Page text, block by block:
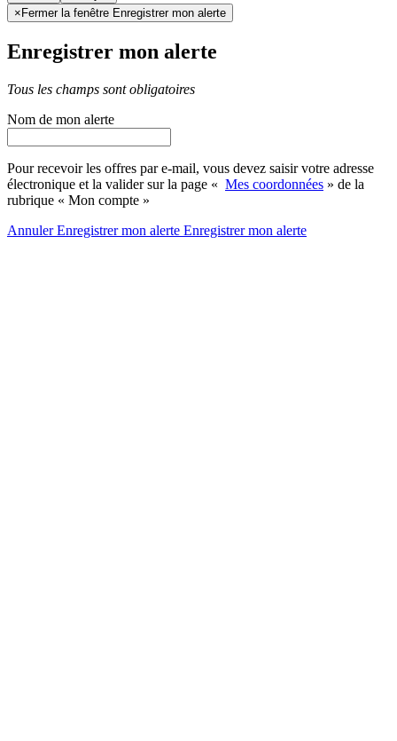
× Fermer la fenêtre Enregistrer mon alerte
Enregistrer mon alerte
Tous les champs sont obligatoires
Nom de mon alerte
Pour recevoir les offres par e-mail, vous devez saisir votre adresse
électronique et la valider sur la page « Mes coordonnées » de la
rubrique « Mon compte »
AnnulerEnregistrer mon alerte Enregistrermon alerte